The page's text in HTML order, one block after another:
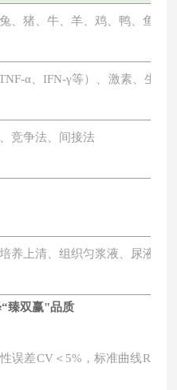
、猪、牛、羊、鸡、鸭、鱼、
α、IFN-γ等）、激素、生物
竞争法、间接法
养上清、组织匀浆液、尿液、
“臻双赢"品质
误差CV＜5%，标准曲线R